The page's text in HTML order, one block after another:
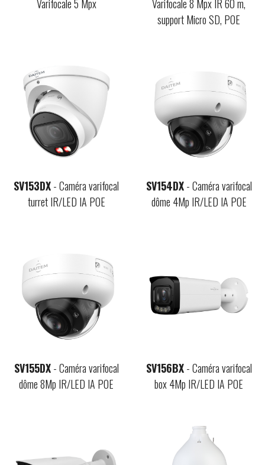
Varifocale 5 Mpx
Varifocale 8 Mpx IR 60 m,
support Micro SD, POE
SV153DX- Caméra varifocal
turret IR/LED IA POE
SV154DX- Caméra varifocal
dôme 4Mp IR/LED IA POE
SV155DX- Caméra varifocal
dôme 8Mp IR/LED IA POE
SV156BX- Caméra varifocal
box 4Mp IR/LED IA POE